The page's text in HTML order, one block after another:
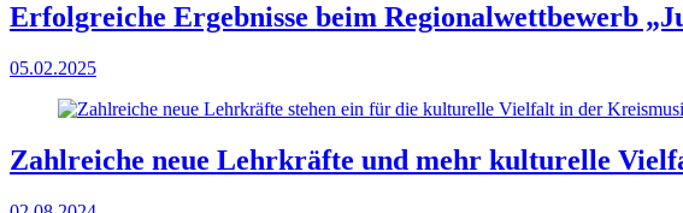
Erfolgreiche Ergebnisse beim Regionalwettbewerb
05.02.2025
Zahlreiche neue Lehrkräfte und mehr kulturelle